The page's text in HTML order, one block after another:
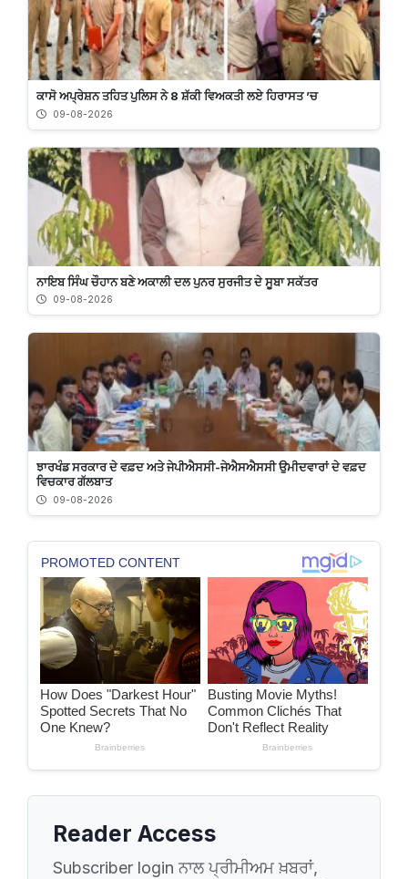
ਕਾਸੋ ਅਪ੍ਰੇਸ਼ਨ ਤਹਿਤ ਪੁਲਿਸ ਨੇ 8 ਸ਼ੱਕੀ ਵਿਅਕਤੀ ਲਏ ਹਿਰਾਸਤ ’ਚ
09-08-2026
ਨਾਇਬ ਸਿੰਘ ਚੌਹਾਨ ਬਣੇ ਅਕਾਲੀ ਦਲ ਪੁਨਰ ਸੁਰਜੀਤ ਦੇ ਸੂਬਾ ਸਕੱਤਰ
09-08-2026
ਝਾਰਖੰਡ ਸਰਕਾਰ ਦੇ ਵਫ਼ਦ ਅਤੇ ਜੇਪੀਐਸਸੀ-ਜੇਐਸਐਸਸੀ ਉਮੀਦਵਾਰਾਂ ਦੇ ਵਫ਼ਦ
ਵਿਚਕਾਰ ਗੱਲਬਾਤ
09-08-2026
Reader Access
Subscriber login ਨਾਲ ਪ੍ਰੀਮੀਅਮ ਖ਼ਬਰਾਂ,